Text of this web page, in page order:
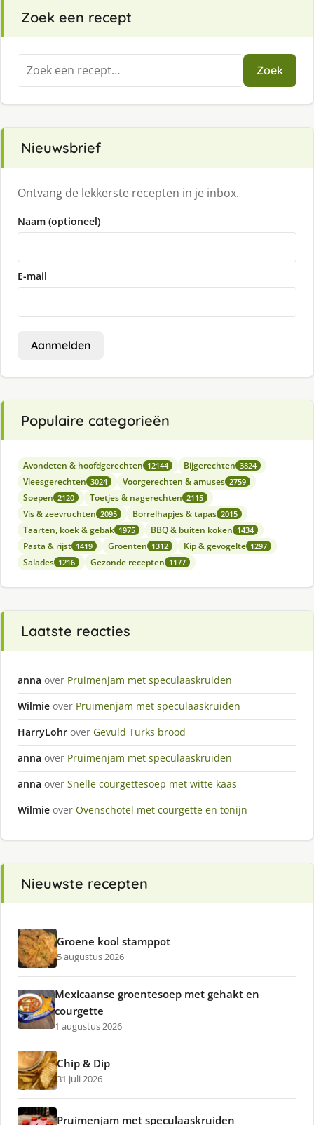
Zoek een recept
Zoeken
naar:
Zoek
Nieuwsbrief
Ontvang de lekkerste recepten in je inbox.
Naam (optioneel)
E-mail
Aanmelden
Populaire categorieën
Avondeten & hoofdgerechten 12144 Bijgerechten 3824
Vleesgerechten 3024 Voorgerechten & amuses 2759
Soepen 2120 Toetjes & nagerechten 2115
Vis & zeevruchten 2095 Borrelhapjes & tapas 2015
Taarten, koek & gebak 1975 BBQ & buiten koken 1434
Pasta & rijst 1419 Groenten 1312 Kip & gevogelte 1297
Salades 1216 Gezonde recepten 1177
Laatste reacties
anna over Pruimenjam met speculaaskruiden
Wilmie over Pruimenjam met speculaaskruiden
HarryLohr over Gevuld Turks brood
anna over Pruimenjam met speculaaskruiden
anna over Snelle courgettesoep met witte kaas
Wilmie over Ovenschotel met courgette en tonijn
Nieuwste recepten
Groene kool stamppot
5 augustus 2026
Mexicaanse groentesoep met gehakt en
courgette
1 augustus 2026
Chip & Dip
31 juli 2026
Pruimenjam met speculaaskruiden